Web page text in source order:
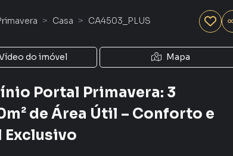
Casa CA4503_PLUS
do imóvel Mapa
Portal Primavera: 3
de Área Útil – Conforto e
Exclusivo